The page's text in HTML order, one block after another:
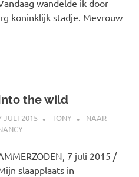
wandelde ik door
koninklijk stadje. Mevrouw
the wild
JULI 2015 TONY
NAAR
7 juli 2015 /
slaapplaats in